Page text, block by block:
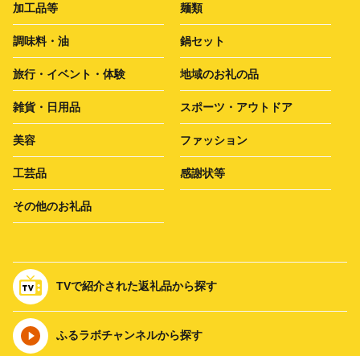
加工品等 麺類
調味料・油 鍋セット
旅行・イベント・体験 地域のお礼の品
雑貨・日用品 スポーツ・アウトドア
美容 ファッション
工芸品 感謝状等
その他のお礼品
TVで紹介された返礼品から探す
ふるラボチャンネルから探す